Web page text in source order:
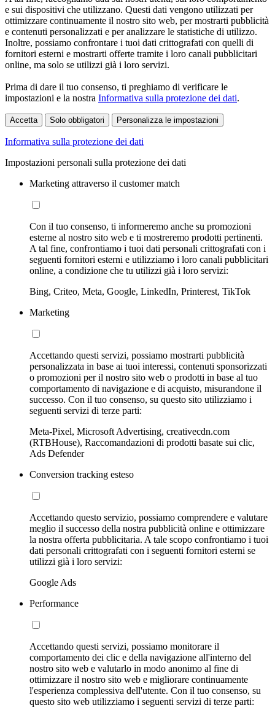
e sui dispositivi che utilizzano. Questi dati vengono utilizzati per
ottimizzare continuamente il nostro sito web, per mostrarti pubblicità
e contenuti personalizzati e per analizzare le statistiche di utilizzo.
Inoltre, possiamo confrontare i tuoi dati crittografati con quelli di
fornitori esterni e mostrarti offerte tramite i loro canali pubblicitari
online, ma solo se utilizzi già i loro servizi.
Prima di dare il tuo consenso, ti preghiamo di verificare le
impostazioni e la nostra Informativa sulla protezione dei dati.
Accetta Solo obbligatori Personalizza le impostazioni
Informativa sulla protezione dei dati
Impostazioni personali sulla protezione dei dati
Marketing attraverso il customer match
Con il tuo consenso, ti informeremo anche su promozioni
esterne al nostro sito web e ti mostreremo prodotti pertinenti.
A tal fine, confrontiamo i tuoi dati personali crittografati con i
seguenti fornitori esterni e utilizziamo i loro canali pubblicitari
online, a condizione che tu utilizzi già i loro servizi:
Bing, Criteo, Meta, Google, LinkedIn, Printerest, TikTok
Marketing
Accettando questi servizi, possiamo mostrarti pubblicità
personalizzata in base ai tuoi interessi, contenuti sponsorizzati
o promozioni per il nostro sito web o prodotti in base al tuo
comportamento di navigazione e di acquisto, misurandone il
successo. Con il tuo consenso, su questo sito utilizziamo i
seguenti servizi di terze parti:
Meta-Pixel, Microsoft Advertising, creativecdn.com
(RTBHouse), Raccomandazioni di prodotti basate sui clic,
Ads Defender
Conversion tracking esteso
Accettando questo servizio, possiamo comprendere e valutare
meglio il successo della nostra pubblicità online e ottimizzare
la nostra offerta pubblicitaria. A tale scopo confrontiamo i tuoi
dati personali crittografati con i seguenti fornitori esterni se
utilizzi già i loro servizi:
Google Ads
Performance
Accettando questi servizi, possiamo monitorare il
comportamento dei clic e della navigazione all'interno del
nostro sito web e valutarlo in modo anonimo al fine di
ottimizzare il nostro sito web e migliorare continuamente
l'esperienza complessiva dell'utente. Con il tuo consenso, su
questo sito web utilizziamo i seguenti servizi di terze parti: